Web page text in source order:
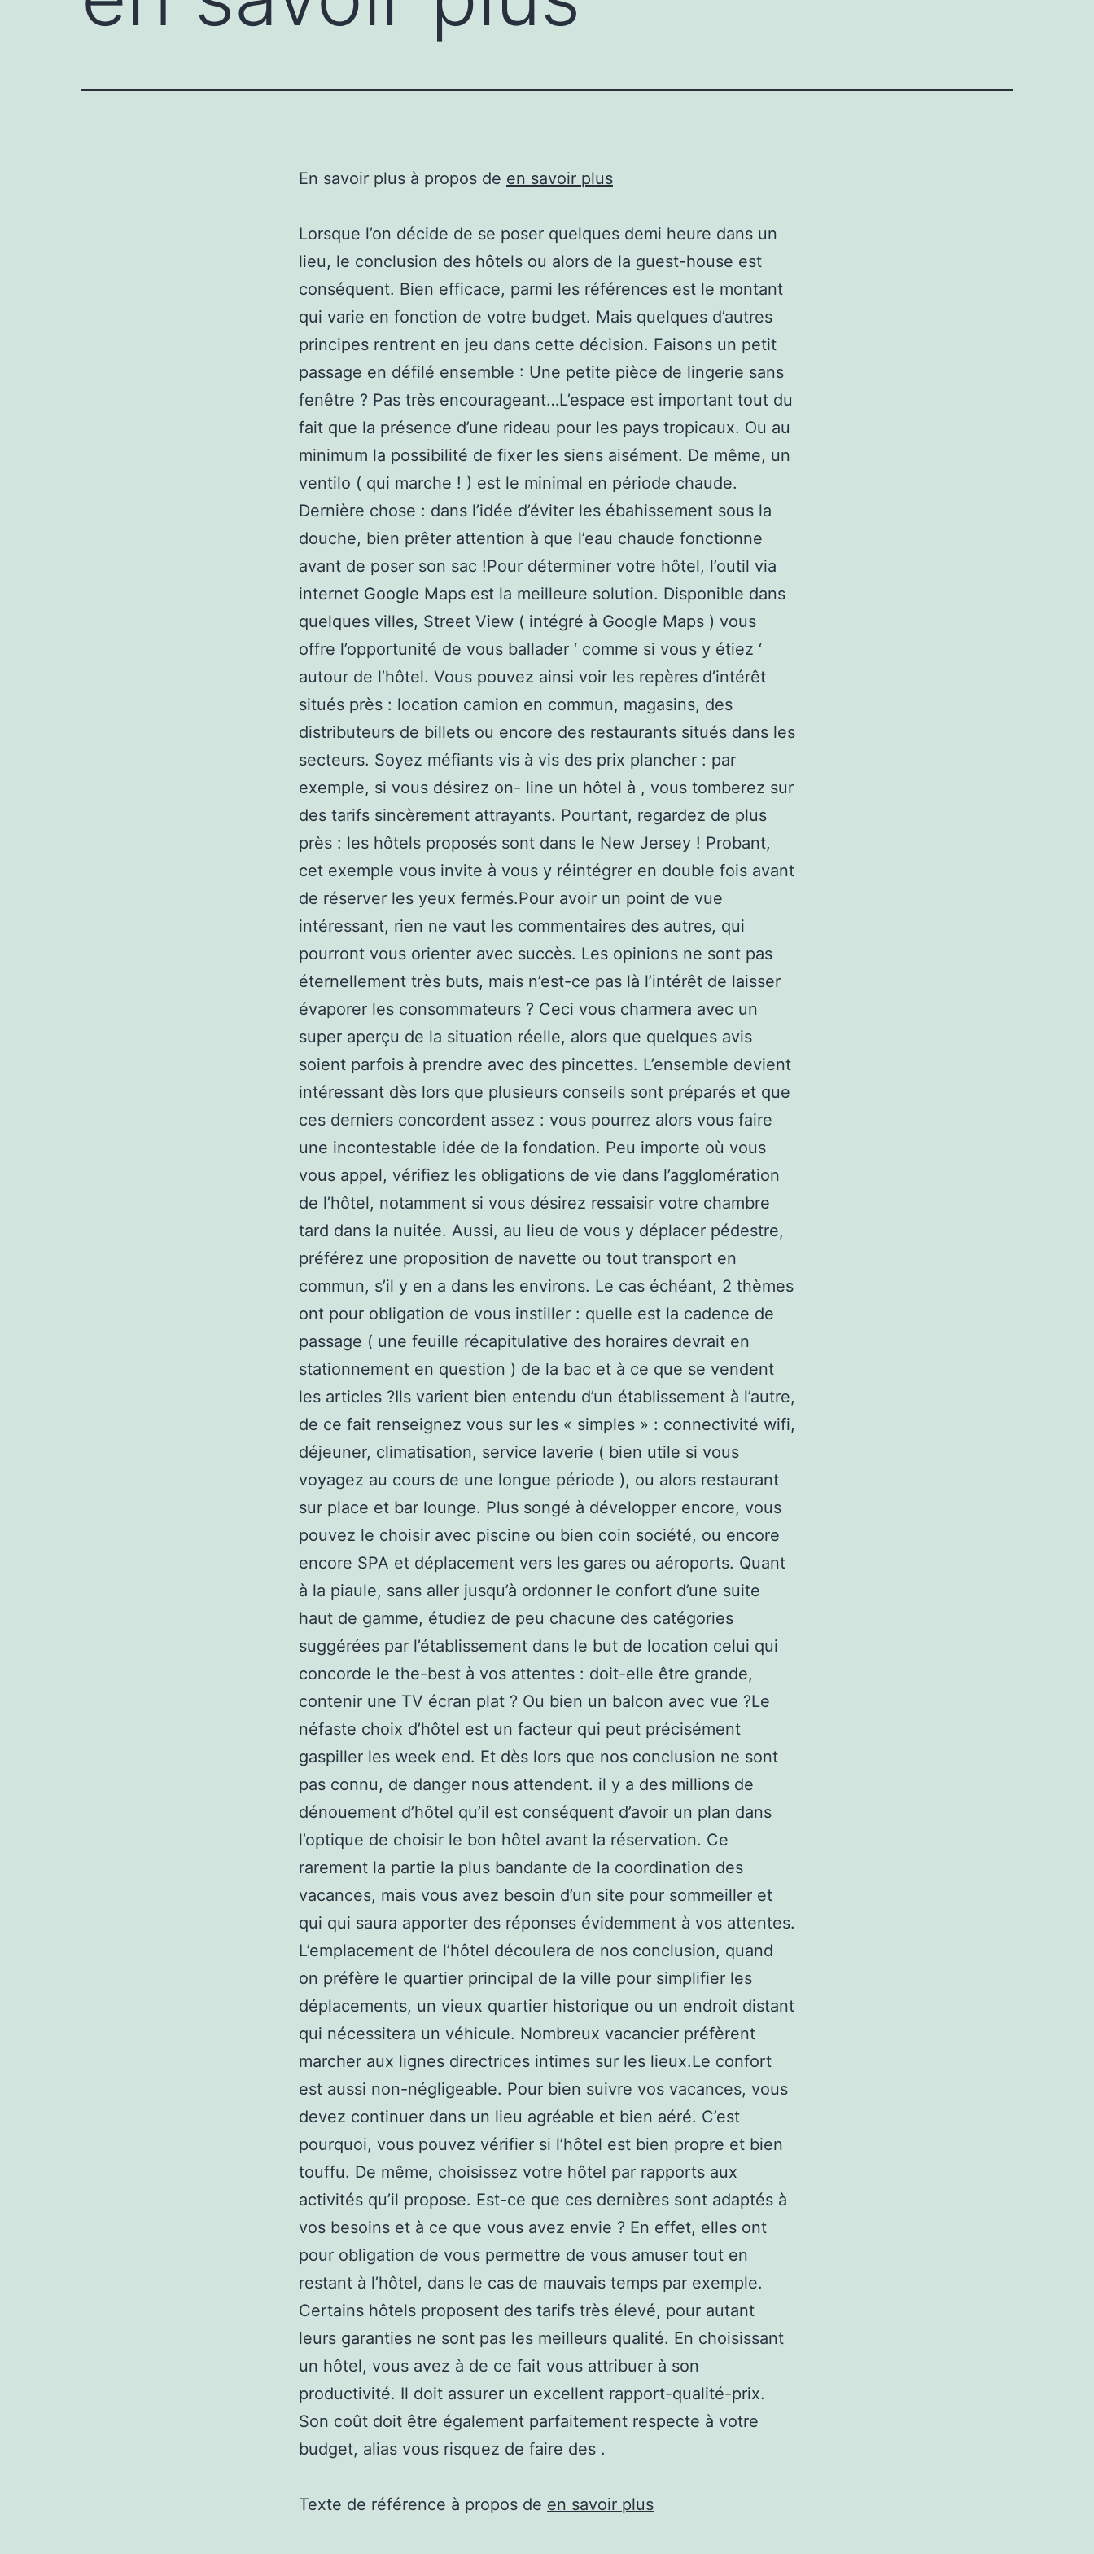
En savoir plus à propos de en savoir plus
Lorsque l’on décide de se poser quelques demi heure dans un
lieu, le conclusion des hôtels ou alors de la guest-house est
conséquent. Bien efficace, parmi les références est le montant
qui varie en fonction de votre budget. Mais quelques d’autres
principes rentrent en jeu dans cette décision. Faisons un petit
passage en défilé ensemble : Une petite pièce de lingerie sans
fenêtre ? Pas très encourageant…L’espace est important tout du
fait que la présence d’une rideau pour les pays tropicaux. Ou au
minimum la possibilité de fixer les siens aisément. De même, un
ventilo ( qui marche ! ) est le minimal en période chaude.
Dernière chose : dans l’idée d’éviter les ébahissement sous la
douche, bien prêter attention à que l’eau chaude fonctionne
avant de poser son sac !Pour déterminer votre hôtel, l’outil via
internet Google Maps est la meilleure solution. Disponible dans
quelques villes, Street View ( intégré à Google Maps ) vous
offre l’opportunité de vous ballader ‘ comme si vous y étiez ‘
autour de l’hôtel. Vous pouvez ainsi voir les repères d’intérêt
situés près : location camion en commun, magasins, des
distributeurs de billets ou encore des restaurants situés dans les
secteurs. Soyez méfiants vis à vis des prix plancher : par
exemple, si vous désirez on- line un hôtel à , vous tomberez sur
des tarifs sincèrement attrayants. Pourtant, regardez de plus
près : les hôtels proposés sont dans le New Jersey ! Probant,
cet exemple vous invite à vous y réintégrer en double fois avant
de réserver les yeux fermés.Pour avoir un point de vue
intéressant, rien ne vaut les commentaires des autres, qui
pourront vous orienter avec succès. Les opinions ne sont pas
éternellement très buts, mais n’est-ce pas là l’intérêt de laisser
évaporer les consommateurs ? Ceci vous charmera avec un
super aperçu de la situation réelle, alors que quelques avis
soient parfois à prendre avec des pincettes. L’ensemble devient
intéressant dès lors que plusieurs conseils sont préparés et que
ces derniers concordent assez : vous pourrez alors vous faire
une incontestable idée de la fondation. Peu importe où vous
vous appel, vérifiez les obligations de vie dans l’agglomération
de l’hôtel, notamment si vous désirez ressaisir votre chambre
tard dans la nuitée. Aussi, au lieu de vous y déplacer pédestre,
préférez une proposition de navette ou tout transport en
commun, s’il y en a dans les environs. Le cas échéant, 2 thèmes
ont pour obligation de vous instiller : quelle est la cadence de
passage ( une feuille récapitulative des horaires devrait en
stationnement en question ) de la bac et à ce que se vendent
les articles ?Ils varient bien entendu d’un établissement à l’autre,
de ce fait renseignez vous sur les « simples » : connectivité wifi,
déjeuner, climatisation, service laverie ( bien utile si vous
voyagez au cours de une longue période ), ou alors restaurant
sur place et bar lounge. Plus songé à développer encore, vous
pouvez le choisir avec piscine ou bien coin société, ou encore
encore SPA et déplacement vers les gares ou aéroports. Quant
à la piaule, sans aller jusqu’à ordonner le confort d’une suite
haut de gamme, étudiez de peu chacune des catégories
suggérées par l’établissement dans le but de location celui qui
concorde le the-best à vos attentes : doit-elle être grande,
contenir une TV écran plat ? Ou bien un balcon avec vue ?Le
néfaste choix d’hôtel est un facteur qui peut précisément
gaspiller les week end. Et dès lors que nos conclusion ne sont
pas connu, de danger nous attendent. il y a des millions de
dénouement d’hôtel qu’il est conséquent d’avoir un plan dans
l’optique de choisir le bon hôtel avant la réservation. Ce
rarement la partie la plus bandante de la coordination des
vacances, mais vous avez besoin d’un site pour sommeiller et
qui qui saura apporter des réponses évidemment à vos attentes.
L’emplacement de l’hôtel découlera de nos conclusion, quand
on préfère le quartier principal de la ville pour simplifier les
déplacements, un vieux quartier historique ou un endroit distant
qui nécessitera un véhicule. Nombreux vacancier préfèrent
marcher aux lignes directrices intimes sur les lieux.Le confort
est aussi non-négligeable. Pour bien suivre vos vacances, vous
devez continuer dans un lieu agréable et bien aéré. C’est
pourquoi, vous pouvez vérifier si l’hôtel est bien propre et bien
touffu. De même, choisissez votre hôtel par rapports aux
activités qu’il propose. Est-ce que ces dernières sont adaptés à
vos besoins et à ce que vous avez envie ? En effet, elles ont
pour obligation de vous permettre de vous amuser tout en
restant à l’hôtel, dans le cas de mauvais temps par exemple.
Certains hôtels proposent des tarifs très élevé, pour autant
leurs garanties ne sont pas les meilleurs qualité. En choisissant
un hôtel, vous avez à de ce fait vous attribuer à son
productivité. Il doit assurer un excellent rapport-qualité-prix.
Son coût doit être également parfaitement respecte à votre
budget, alias vous risquez de faire des .
Texte de référence à propos de en savoir plus